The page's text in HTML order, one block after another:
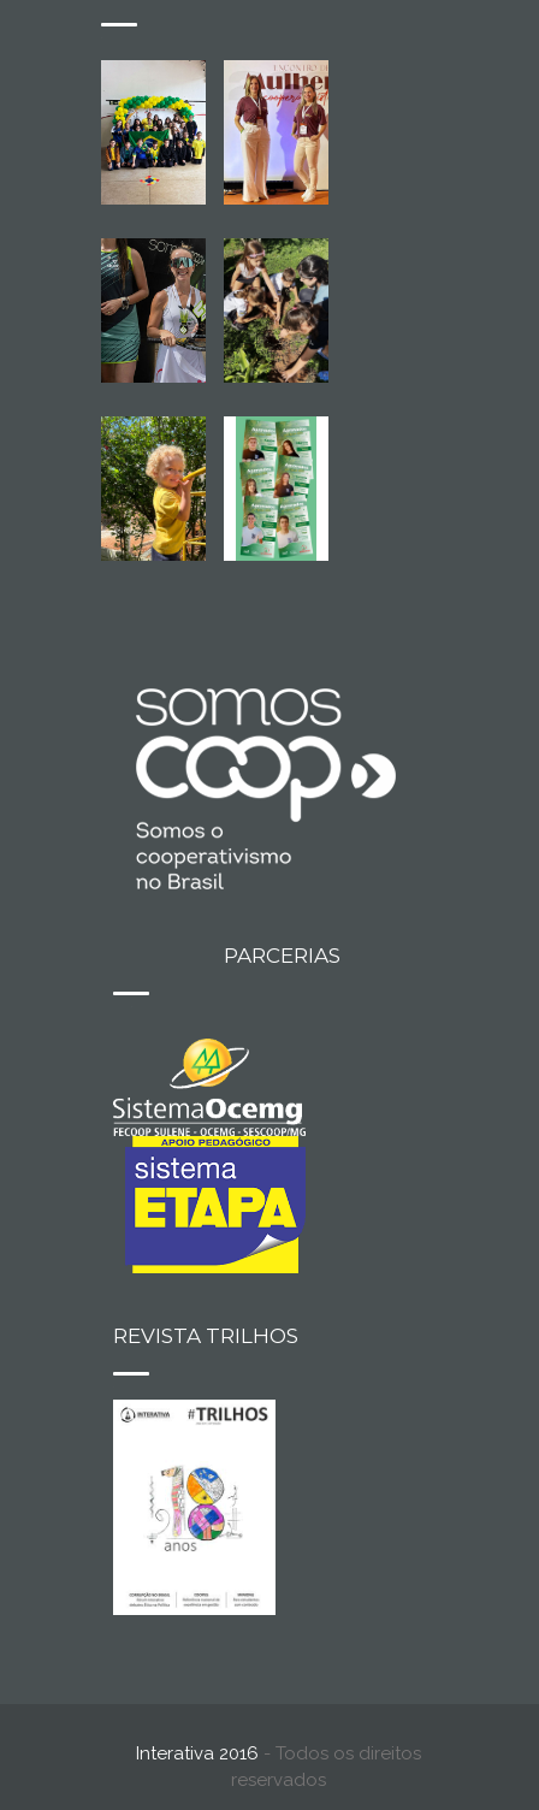
PARCERIAS
REVISTA TRILHOS
Interativa 2016 - Todos os direitos
reservados